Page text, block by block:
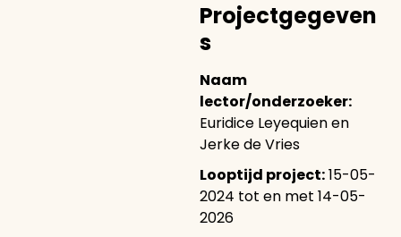
Projectgegeven
s
Naam
lector/onderzoeker:
Euridice Leyequien en
Jerke de Vries
Looptijd project:15-05-
2024 tot en met 14-05-
2026